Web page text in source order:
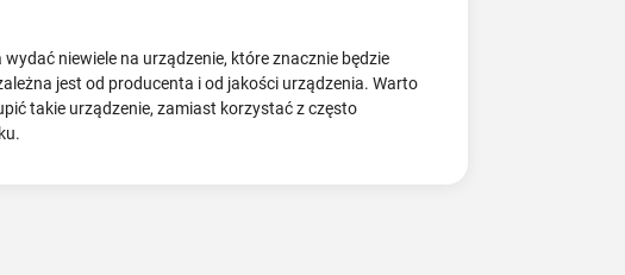
niewiele na urządzenie, które znacznie będzie
jest od producenta i od jakości urządzenia. Warto
takie urządzenie, zamiast korzystać z często